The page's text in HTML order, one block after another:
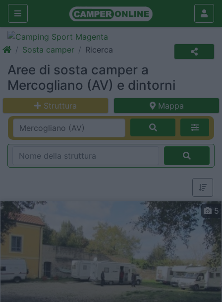
Sosta camper Ricerca
Aree di sosta camper a
Mercogliano (AV) e dintorni
Struttura Mappa
5